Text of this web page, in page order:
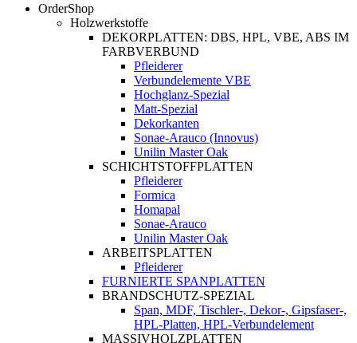
OrderShop
Holzwerkstoffe
DEKORPLATTEN: DBS, HPL, VBE, ABS IM
FARBVERBUND
Pfleiderer
Verbundelemente VBE
Hochglanz-Spezial
Matt-Spezial
Dekorkanten
Sonae-Arauco (Innovus)
Unilin Master Oak
SCHICHTSTOFFPLATTEN
Pfleiderer
Formica
Homapal
Sonae-Arauco
Unilin Master Oak
ARBEITSPLATTEN
Pfleiderer
FURNIERTE SPANPLATTEN
BRANDSCHUTZ-SPEZIAL
Span, MDF, Tischler-, Dekor-, Gipsfaser-,
HPL-Platten, HPL-Verbundelement
MASSIVHOLZPLATTEN